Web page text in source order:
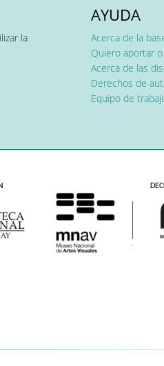
la
AYUDA
Acerca de la
Quiero aportar
Acerca de las
Derechos de
Equipo de